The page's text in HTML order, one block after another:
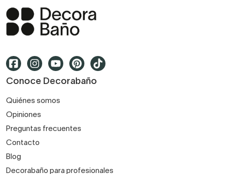
Conoce Decorabaño
Quiénes somos
Opiniones
Preguntas frecuentes
Contacto
Blog
Decorabaño para profesionales